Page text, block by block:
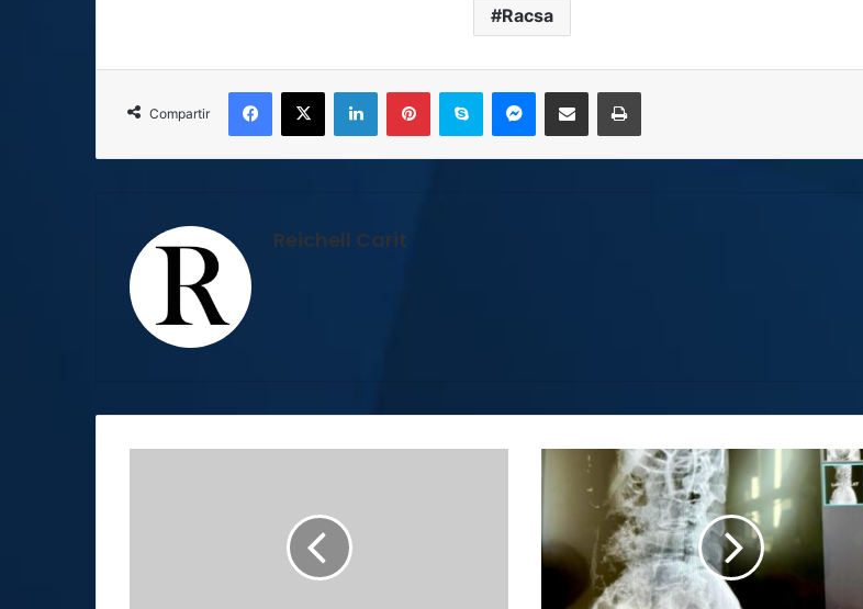
Racsa
Compartir
Facebook
X LinkedInPinterestSkype MessengerCompartir por correo electrónicoImprimir
Reichell Carit
Cubujuquí
incorpora
nuevo